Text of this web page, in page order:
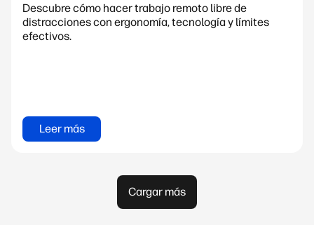
Descubre cómo hacer trabajo remoto libre de
distracciones con ergonomía, tecnología y límites
efectivos.
Leer más
Cargar más